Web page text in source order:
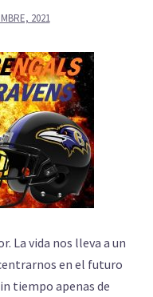
2021
La vida nos lleva a un
en el futuro
tiempo apenas de